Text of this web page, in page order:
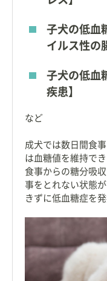
子犬の低血
イルス性の
子犬の低血
疾患】
など
成犬では数日間食
は血糖値を維持で
食事からの糖分吸
事をとれない状態
きずに低血糖症を発